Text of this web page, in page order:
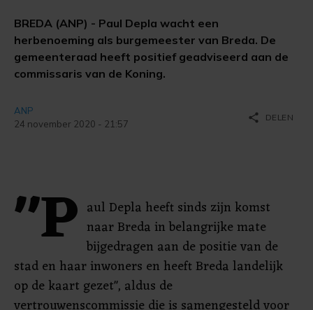
BREDA (ANP) - Paul Depla wacht een
herbenoeming als burgemeester van Breda. De
gemeenteraad heeft positief geadviseerd aan de
commissaris van de Koning.
ANP
24 november 2020 - 21:57
share DELEN
"P aul Depla heeft sinds zijn komst
naar Breda in belangrijke mate
bijgedragen aan de positie van de
stad en haar inwoners en heeft Breda landelijk
op de kaart gezet", aldus de